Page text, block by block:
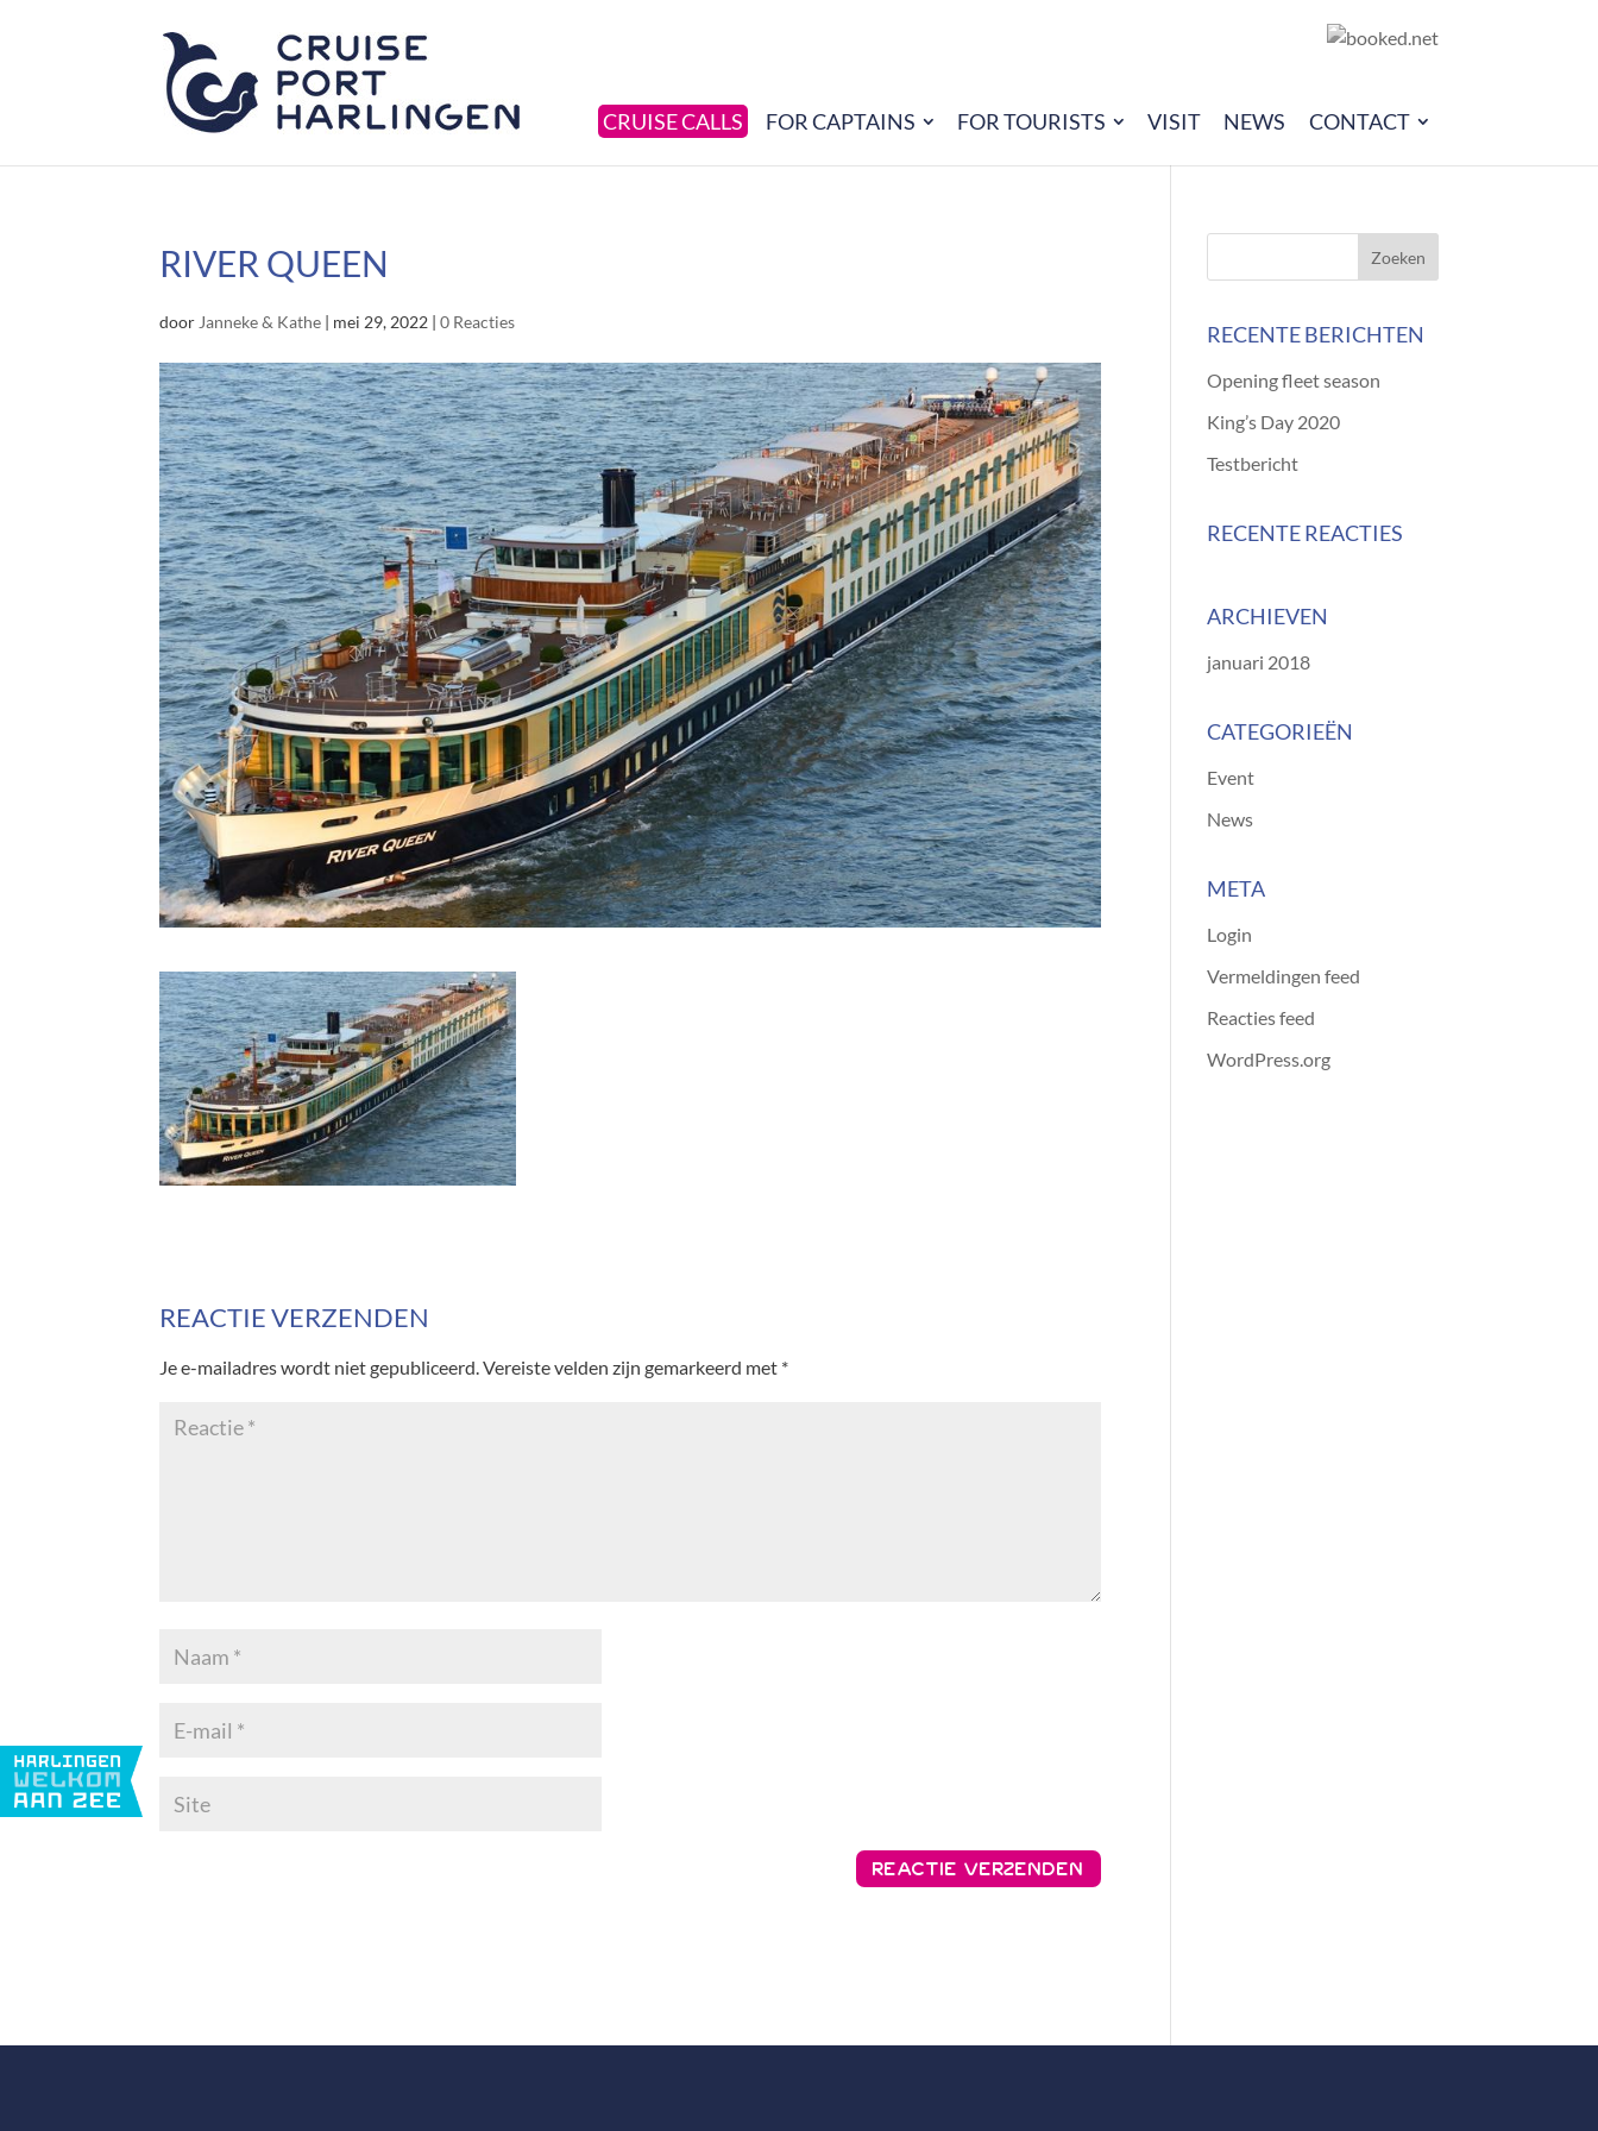
CRUISE CALLS FOR CAPTAINS FOR TOURISTS VISIT NEWS CONTACT
RIVER QUEEN
door Janneke & Kathe | mei 29, 2022 |0 Reacties
REACTIE VERZENDEN
Je e-mailadres wordt niet gepubliceerd.Vereiste velden zijn gemarkeerd met *
RECENTE BERICHTEN
Opening fleet season
King’s Day 2020
Testbericht
RECENTE REACTIES
ARCHIEVEN
januari 2018
CATEGORIEËN
Event
News
META
Login
Vermeldingen feed
Reacties feed
WordPress.org